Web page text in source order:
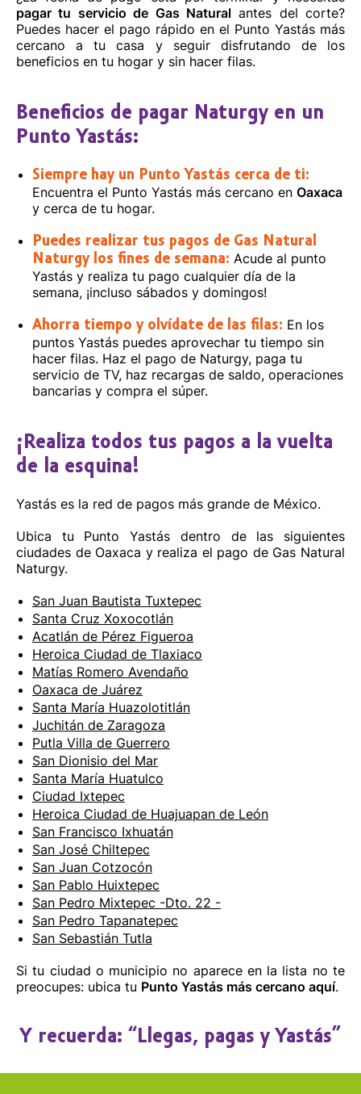
Sitio web Cómo llegar
pagar tu servicio de Gas Naturalantes del corte?
Puedes hacer el pago rápido en el Punto Yastás más
cercano a tu casa y seguir disfrutando de los
beneficios en tu hogar y sin hacer filas.
Beneficios de pagar Naturgy en un
Punto Yastás:
Siempre hay un Punto Yastás cerca de ti:
Encuentra el Punto Yastás más cercano en Oaxaca
y cerca de tu hogar.
Puedes realizar tus pagos de Gas Natural
Naturgy los fines de semana: Acude al punto
Yastás y realiza tu pago cualquier día de la
semana, ¡incluso sábados y domingos!
Ahorra tiempo y olvídate de las filas: En los
puntos Yastás puedes aprovechar tu tiempo sin
hacer filas. Haz el pago de Naturgy, paga tu
servicio de TV, haz recargas de saldo, operaciones
bancarias y compra el súper.
¡Realiza todos tus pagos a la vuelta
de la esquina!
Yastás es la red de pagos más grande de México.
Ubica tu Punto Yastás dentro de las siguientes
ciudades de Oaxaca y realiza el pago de Gas Natural
Naturgy.
San Juan Bautista Tuxtepec
Santa Cruz Xoxocotlán
Acatlán de Pérez Figueroa
Heroica Ciudad de Tlaxiaco
Matías Romero Avendaño
Oaxaca de Juárez
Santa María Huazolotitlán
Juchitán de Zaragoza
Putla Villa de Guerrero
San Dionisio del Mar
Santa María Huatulco
Ciudad Ixtepec
Heroica Ciudad de Huajuapan de León
San Francisco Ixhuatán
San José Chiltepec
San Juan Cotzocón
San Pablo Huixtepec
San Pedro Mixtepec -Dto. 22 -
San Pedro Tapanatepec
San Sebastián Tutla
Si tu ciudad o municipio no aparece en la lista no te
preocupes: ubica tu Punto Yastás más cercano aquí.
Y recuerda: “Llegas, pagas y Yastás”